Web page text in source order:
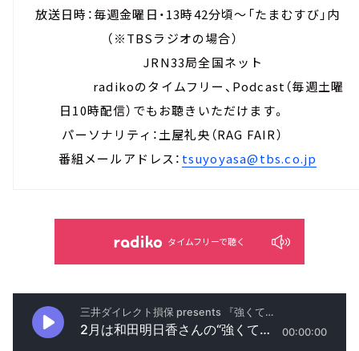
放送日時：毎週金曜日・13時42分頃～「たまむすび」内
（※TBSラジオの場合）
JRN33局全国ネット
radikoのタイムフリー、Podcast（毎週土曜
日10時配信）でもお聴きいただけます。
パーソナリティ：土屋礼央（RAG FAIR）
番組メールアドレス： tsuyoyasa@tbs.co.jp
タイムフリーで聴く